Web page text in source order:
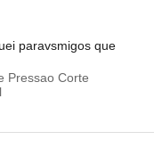
paravsmigos que
Pressao Corte